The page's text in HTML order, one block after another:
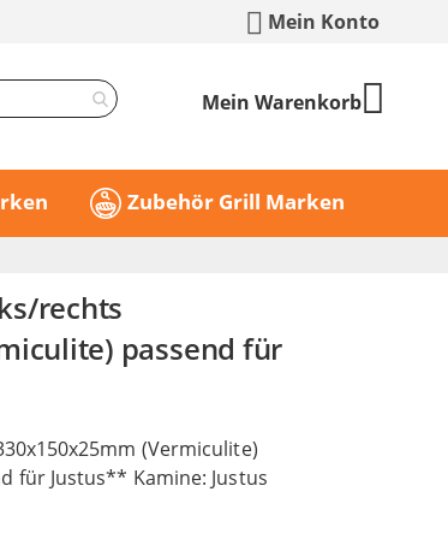
Mein Konto
Mein Warenkorb
Zubehör Grill Marken
rechts
passend für
(Vermiculite)
für Justus** Kamine: Justus